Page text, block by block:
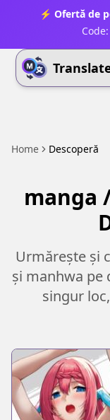
⚡ Ofertă de
Code:
Home Descoperă
manga
Urmărește și
și manhwa
singur